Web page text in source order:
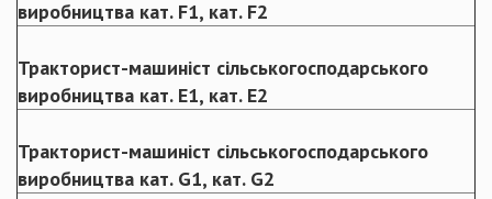
виробництва кат. F1, кат. F2
Тракторист-машиніст сільськогосподарського
виробництва кат. Е1, кат. Е2
Тракторист-машиніст сільськогосподарського
виробництва кат. G1, кат. G2